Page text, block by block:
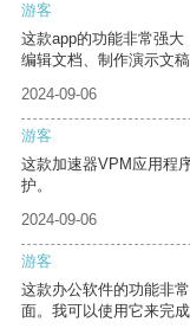
游客
这款app的功能非常强
编辑文档、制作演示文
2024-09-06
游客
这款加速器VPM应用程
护。
2024-09-06
游客
这款办公软件的功能非
面。我可以使用它来完